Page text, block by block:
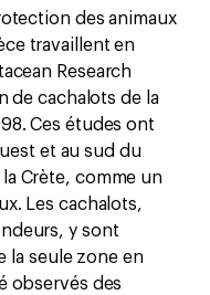
des animaux
travaillent en
Research
de cachalots de la
Ces études ont
et au sud du
Crète, comme un
Les cachalots,
y sont
la seule zone en
observés des